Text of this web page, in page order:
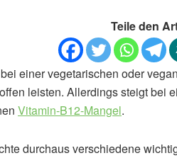
Teile den
einer vegetarischen oder
leisten. Allerdings steigt bei
Vitamin-B12-Mangel.
durchaus verschiedene